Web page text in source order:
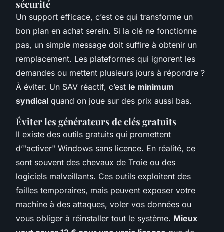
sécurité
Un support efficace, c’est ce qui transforme un
bon plan en achat serein. Si la clé ne fonctionne
pas, un simple message doit suffire à obtenir un
remplacement. Les plateformes qui ignorent les
demandes ou mettent plusieurs jours à répondre ?
À éviter. Un SAV réactif, c’est le minimum
syndical quand on joue sur des prix aussi bas.
Éviter les générateurs de clés gratuits
Il existe des outils gratuits qui promettent
d’"activer" Windows sans licence. En réalité, ce
sont souvent des chevaux de Troie ou des
logiciels malveillants. Ces outils exploitent des
failles temporaires, mais peuvent exposer votre
machine à des attaques, voler vos données ou
vous obliger à réinstaller tout le système. Mieux